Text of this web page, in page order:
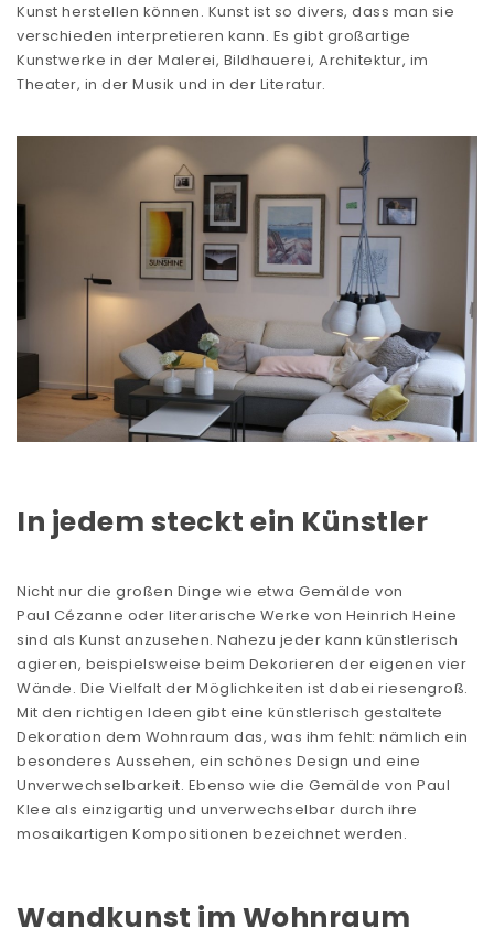
Kunst herstellen können. Kunst ist so divers, dass man sie
verschieden interpretieren kann. Es gibt großartige
Kunstwerke in der Malerei, Bildhauerei, Architektur, im
Theater, in der Musik und in der Literatur.
In jedem steckt ein Künstler
Nicht nur die großen Dinge wie etwa Gemälde von
Paul Cézanne oder literarische Werke von Heinrich Heine
sind als Kunst anzusehen. Nahezu jeder kann künstlerisch
agieren, beispielsweise beim Dekorieren der eigenen vier
Wände. Die Vielfalt der Möglichkeiten ist dabei riesengroß.
Mit den richtigen Ideen gibt eine künstlerisch gestaltete
Dekoration dem Wohnraum das, was ihm fehlt: nämlich ein
besonderes Aussehen, ein schönes Design und eine
Unverwechselbarkeit. Ebenso wie die Gemälde von Paul
Klee als einzigartig und unverwechselbar durch ihre
mosaikartigen Kompositionen bezeichnet werden.
Wandkunst im Wohnraum